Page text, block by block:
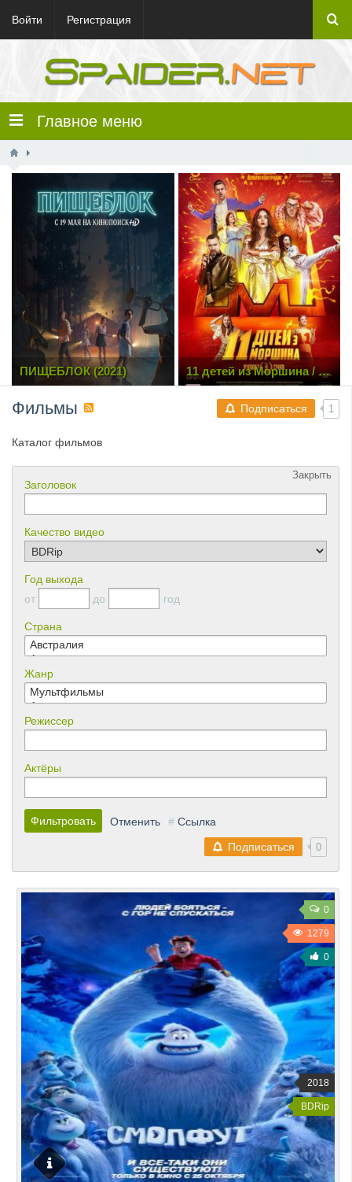
Войти Регистрация
Главное меню
11 детей из Моршина / 11
дітей з Моршина (2019)
Рикошет (1 сезон: 1-16
серии из 16) (2019-2020)
Подписаться 1
Фильмы
Каталог фильмов
Закрыть
Заголовок
Качество видео
Год выхода
от
до год
Страна
Жанр
Режиссер
Актёры
Фильтровать Отменить # Ссылка
Подписаться
0
0
1279
0
2018
BDRip